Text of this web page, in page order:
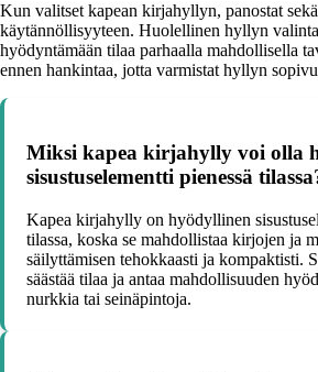
Kun valitset kapean kirjahyllyn, panostat
käytännöllisyyteen. Huolellinen hyllyn valinta
hyödyntämään tilaa parhaalla mahdollisella
ennen hankintaa, jotta varmistat hyllyn
Miksi kapea kirjahylly voi olla
sisustuselementti pienessä
Kapea kirjahylly on hyödyllinen
tilassa, koska se mahdollistaa kirjojen ja
säilyttämisen tehokkaasti ja kompaktisti.
säästää tilaa ja antaa mahdollisuuden
nurkkia tai seinäpintoja.